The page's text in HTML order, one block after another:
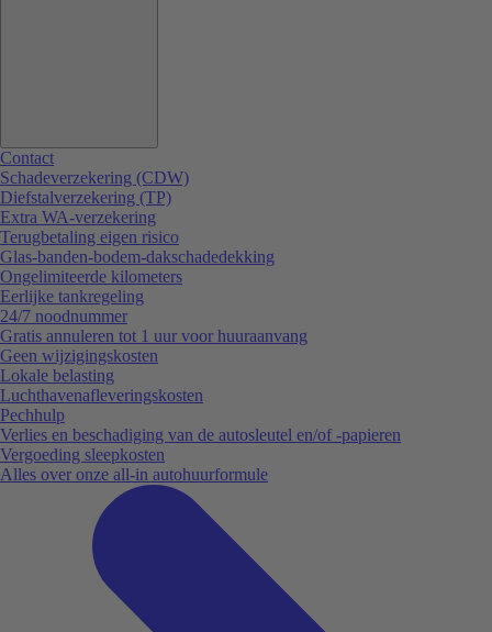
Contact
Schadeverzekering (CDW)
Diefstalverzekering (TP)
Extra WA-verzekering
Terugbetaling eigen risico
Glas-banden-bodem-dakschadedekking
Ongelimiteerde kilometers
Eerlijke tankregeling
24/7 noodnummer
Gratis annuleren tot 1 uur voor huuraanvang
Geen wijzigingskosten
Lokale belasting
Luchthavenafleveringskosten
Pechhulp
Verlies en beschadiging van de autosleutel en/of -papieren
Vergoeding sleepkosten
Alles over onze all-in autohuurformule